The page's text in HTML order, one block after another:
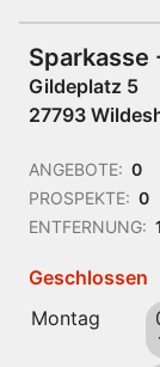
Sparkasse
Gildeplatz 5
27793
ANGEBOTE: 0
PROSPEKTE: 0
ENTFERNUNG:
Geschlossen
Montag